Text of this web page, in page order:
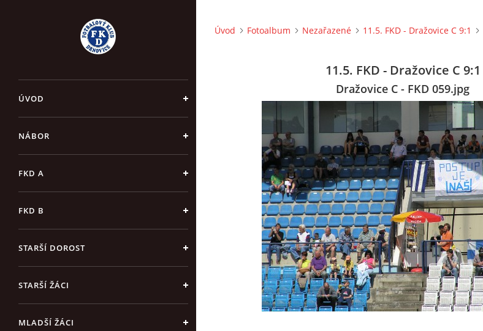
ÚVOD
NÁBOR
FKD A
FKD B
STARŠÍ DOROST
STARŠÍ ŽÁCI
MLADŠÍ ŽÁCI
Úvod Fotoalbum Nezařazené 11.5. FKD - Dražovice C 9:1
11.5. FKD - Dražovice C 9:1
Dražovice C - FKD 059.jpg